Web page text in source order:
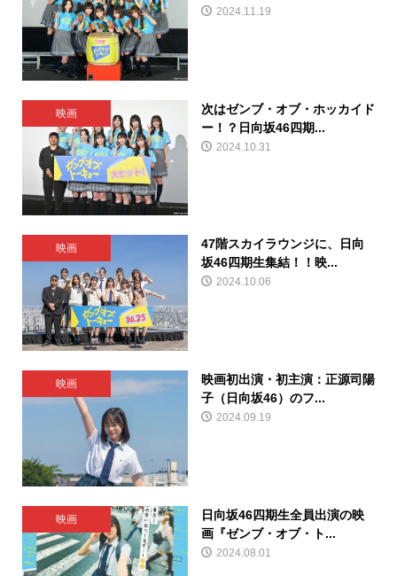
2024.11.19
映画
次はゼンブ・オブ・ホッカイド
ー！？日向坂46四期...
2024.10.31
映画
47階スカイラウンジに、日向
坂46四期生集結！！映...
2024.10.06
映画
映画初出演・初主演：正源司陽
子（日向坂46）のフ...
2024.09.19
映画
日向坂46四期生全員出演の映
画『ゼンブ・オブ・ト...
2024.08.01